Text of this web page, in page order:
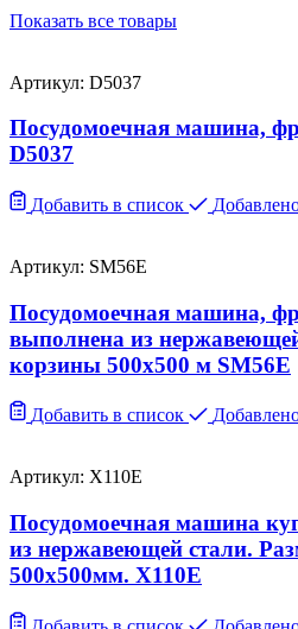
Показать все товары
Артикул: D5037
Посудомоечная машина,
D5037
Добавить в список
Артикул: SM56E
Посудомоечная машина,
выполнена из
корзины 500х500 м SM56E
Добавить в список
Артикул: X110E
Посудомоечная машина
из нержавеющей стали.
500х500мм. X110E